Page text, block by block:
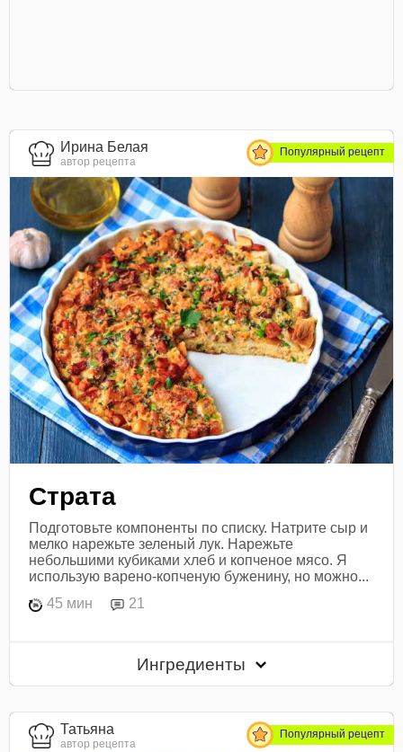
Ирина Белая
автор рецепта
Популярный рецепт
Страта
Подготовьте компоненты по списку. Натрите сыр и
мелко нарежьте зеленый лук. Нарежьте
небольшими кубиками хлеб и копченое мясо. Я
использую варено-копченую буженину, но можно...
45 мин
21
Ингредиенты
Татьяна
автор рецепта
Популярный рецепт